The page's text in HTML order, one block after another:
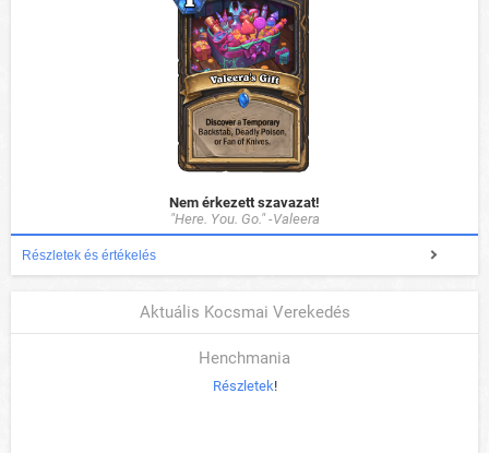
Nem érkezett szavazat!
"Here. You. Go." -Valeera
Részletek és értékelés
Aktuális Kocsmai Verekedés
Henchmania
Részletek!